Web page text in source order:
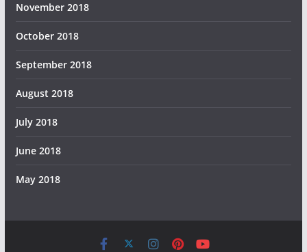
November 2018
October 2018
September 2018
August 2018
July 2018
June 2018
May 2018